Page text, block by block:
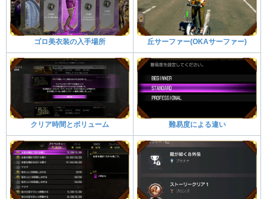
ゴロ美衣装の入手場所 丘サーファー(OKAサーファー)
クリア時間とボリューム 難易度による違い